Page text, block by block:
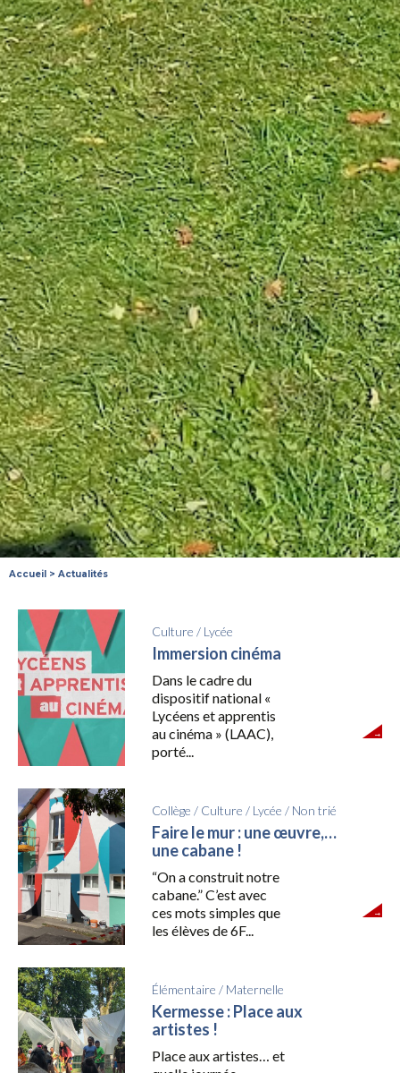
Accueil > Actualités
Culture / Lycée
Immersion cinéma
Dans le cadre du
dispositif national «
Lycéens et apprentis
au cinéma » (LAAC),
porté...
Collège / Culture / Lycée / Non trié
Faire le mur : une œuvre,…
une cabane !
“On a construit notre
cabane.” C’est avec
ces mots simples que
les élèves de 6F...
Élémentaire / Maternelle
Kermesse : Place aux
artistes !
Place aux artistes… et